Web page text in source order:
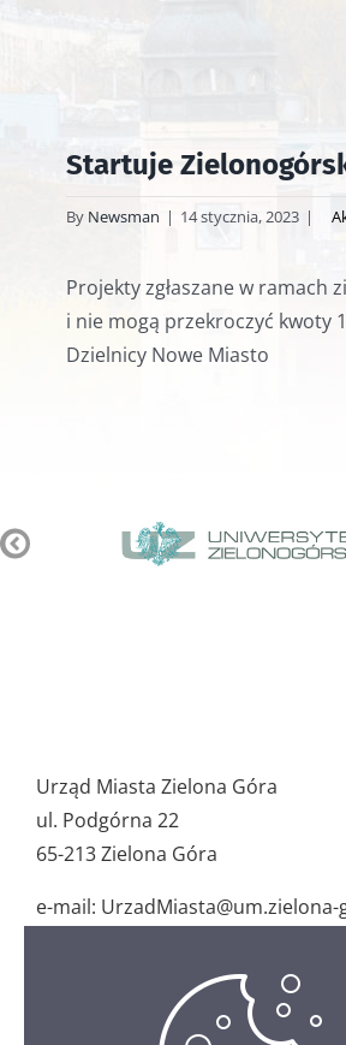
Startuje
By Newsman | 14 stycznia, 2023 |
Projekty zgłaszane w ramach
i nie mogą przekroczyć kwoty
Dzielnicy Nowe Miasto
ważne
dane
Urząd Miasta Zielona Góra
ul. Podgórna 22
65-213 Zielona Góra
e-mail: UrzadMiasta@um.zielona-